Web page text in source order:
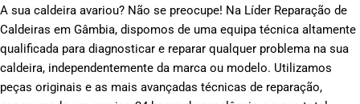
A sua caldeira avariou? Não se preocupe! Na Líder Reparação de
Caldeiras em Gâmbia, dispomos de uma equipa técnica altamente
qualificada para diagnosticar e reparar qualquer problema na sua
caldeira, independentemente da marca ou modelo. Utilizamos
peças originais e as mais avançadas técnicas de reparação,